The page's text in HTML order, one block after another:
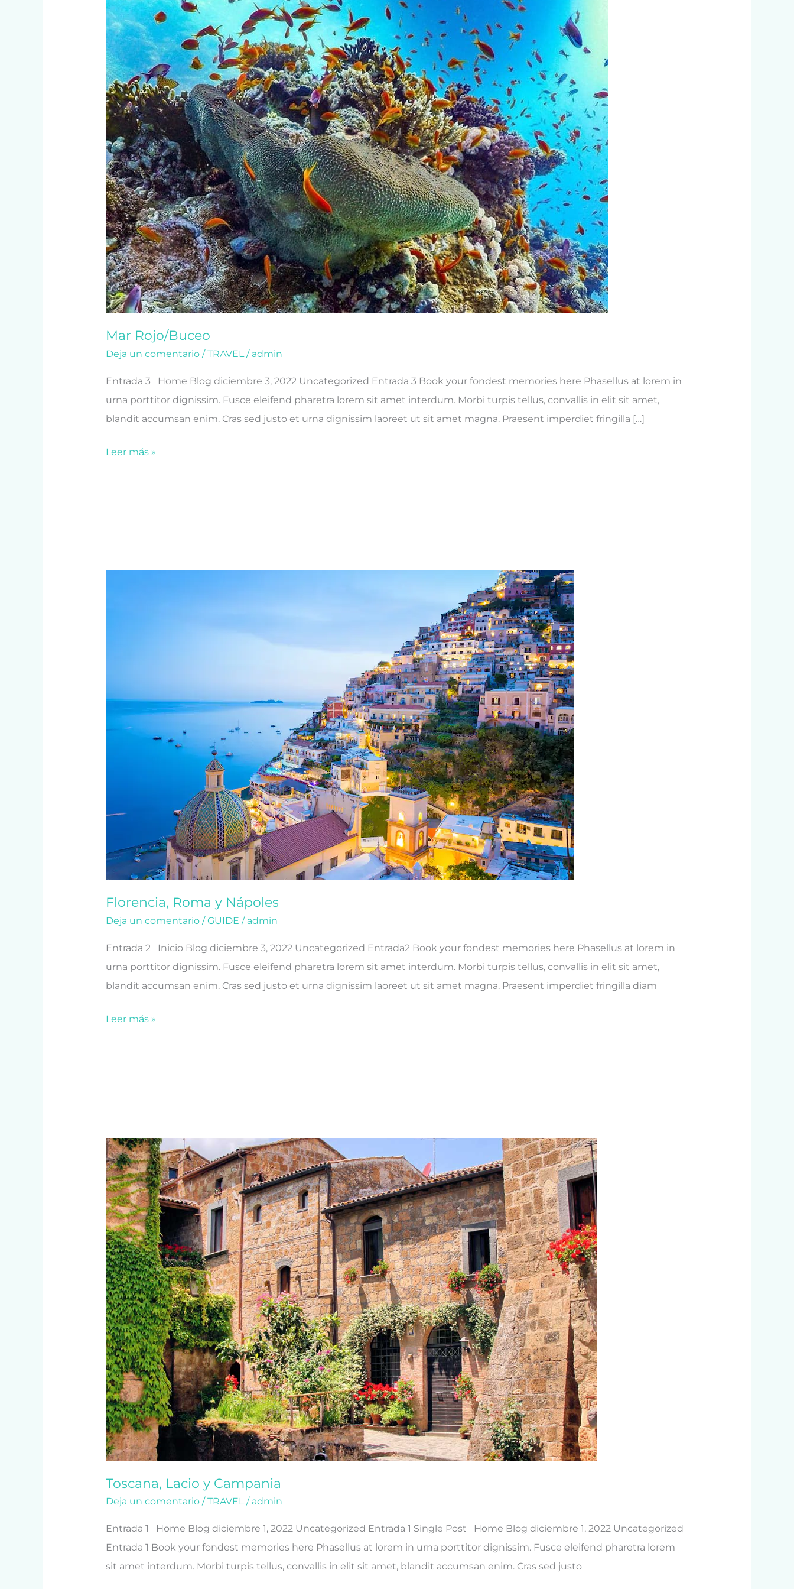
Mar Rojo/Buceo
Deja un comentario /TRAVEL / admin
Entrada 3 Home Blog diciembre 3, 2022 Uncategorized Entrada 3 Book your fondest memories here Phasellus at lorem in
urna porttitor dignissim. Fusce eleifend pharetra lorem sit amet interdum. Morbi turpis tellus, convallis in elit sit amet,
blandit accumsan enim. Cras sed justo et urna dignissim laoreet ut sit amet magna. Praesent imperdiet fringilla […]
Rojo/Buceo
Leer más »
Florencia, Roma y Nápoles
Deja un comentario /GUIDE / admin
Entrada 2 Inicio Blog diciembre 3, 2022 Uncategorized Entrada2 Book your fondest memories here Phasellus at lorem in
urna porttitor dignissim. Fusce eleifend pharetra lorem sit amet interdum. Morbi turpis tellus, convallis in elit sit amet,
blandit accumsan enim. Cras sed justo et urna dignissim laoreet ut sit amet magna. Praesent imperdiet fringilla diam
Leer más »
Toscana, Lacio y Campania
Deja un comentario /TRAVEL/ admin
Entrada 1 Home Blog diciembre 1, 2022 Uncategorized Entrada 1 Single Post Home Blog diciembre 1, 2022 Uncategorized
Entrada 1 Book your fondest memories here Phasellus at lorem in urna porttitor dignissim. Fusce eleifend pharetra lorem
sit amet interdum. Morbi turpis tellus, convallis in elit sit amet, blandit accumsan enim. Cras sed justo
Toscana,
Lacio
y
Campania